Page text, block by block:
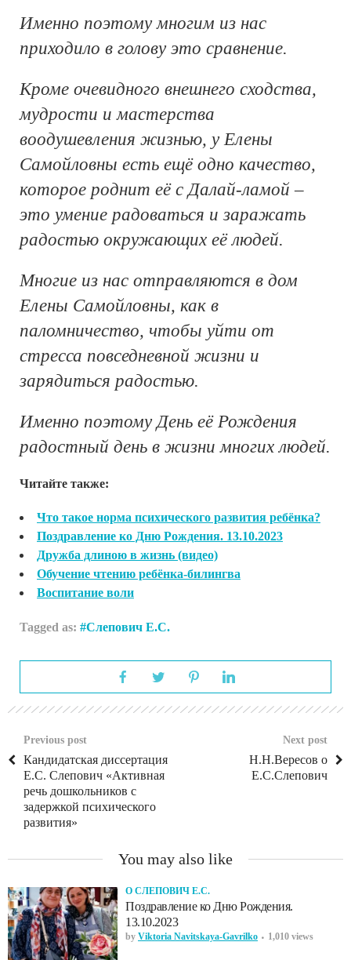
Именно поэтому многим из нас
приходило в голову это сравнение.
Кроме очевидного внешнего сходства,
мудрости и мастерства
воодушевления жизнью, у Елены
Самойловны есть ещё одно качество,
которое роднит её с Далай-ламой –
это умение радоваться и заражать
радостью окружающих её людей.
Многие из нас отправляются в дом
Елены Самойловны, как в
паломничество, чтобы уйти от
стресса повседневной жизни и
зарядиться радостью.
Именно поэтому День её Рождения
радостный день в жизни многих людей.
Читайте также:
Что такое норма психического развития ребёнка?
Поздравление ко Дню Рождения. 13.10.2023
Дружба длиною в жизнь (видео)
Обучение чтению ребёнка-билингва
Воспитание воли
Tagged as: Слепович Е.С.
Previous post
Кандидатская диссертация
Е.С. Слепович «Активная
речь дошкольников с
задержкой психического
развития»
Next post
Н.Н.Вересов о
Е.С.Слепович
You may also like
О СЛЕПОВИЧ Е.С.
Поздравление ко Дню Рождения.
13.10.2023
by Viktoria Navitskaya-Gavrilko 1,010 views